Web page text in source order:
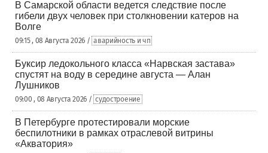
В Самарской области ведется следствие после
гибели двух человек при столкновении катеров на
Волге
09:15 , 08 Августа 2026 / аварийность и чп
Буксир ледокольного класса «Нарвская застава»
спустят на воду в середине августа — Алан
Лушников
09:00 , 08 Августа 2026 / судостроение
В Петербурге протестировали морские
беспилотники в рамках отраслевой витрины
«Акватория»